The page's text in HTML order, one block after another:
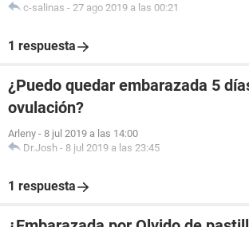
c-salinas - 27 ago 2019 a las 00:21
1 respuesta
¿Puedo quedar embarazada 5
ovulación?
Arleny - 8 jul 2019 a las 14:00
Dr.Josh - 8 jul 2019 a las 23:45
1 respuesta